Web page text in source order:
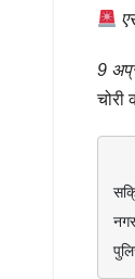
9
चोरी